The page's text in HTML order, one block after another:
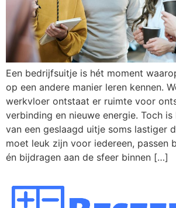
Een bedrijfsuitje is hét moment
op een andere manier leren kennen.
werkvloer ontstaat er ruimte voor
verbinding en nieuwe energie. Toch
van een geslaagd uitje soms lastiger
moet leuk zijn voor iedereen, passen
én bijdragen aan de sfeer binnen […]